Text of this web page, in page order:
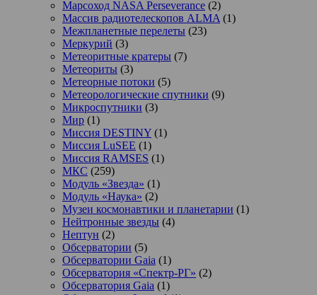
Марсоход NASA Perseverance (2)
Массив радиотелескопов ALMA (1)
Межпланетные перелеты (23)
Меркурий (3)
Метеоритные кратеры (7)
Метеориты (3)
Метеорные потоки (5)
Метеорологические спутники (9)
Микроспутники (3)
Мир (1)
Миссия DESTINY (1)
Миссия LuSEE (1)
Миссия RAMSES (1)
МКС (259)
Модуль «Звезда» (1)
Модуль «Наука» (2)
Музеи космонавтики и планетарии (1)
Нейтронные звезды (4)
Нептун (2)
Обсерватории (5)
Обсерватории Gaia (1)
Обсерватория «Спектр-РГ» (2)
Обсерватория Gaia (1)